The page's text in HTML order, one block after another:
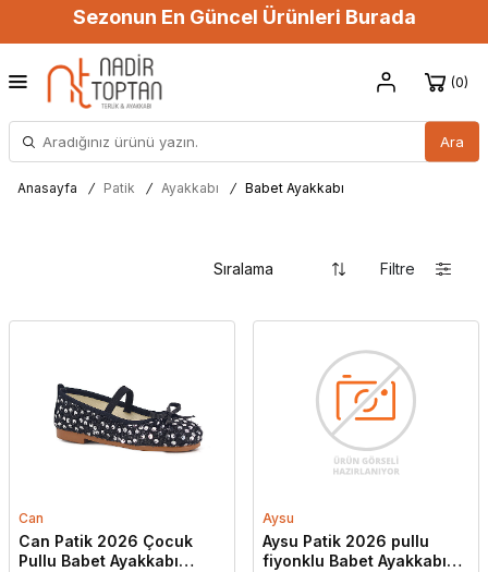
Sezonun En Güncel Ürünleri Burada
Ara
0
Anasayfa / Patik / Ayakkabı / Babet Ayakkabı
Filtre
Can
Can Patik 2026 Çocuk
Pullu Babet Ayakkabı
Aysu
Aysu Patik 2026 pullu
fiyonklu Babet Ayakkabı